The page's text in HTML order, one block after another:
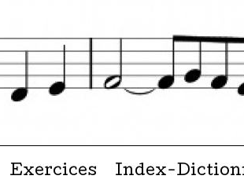
Exercices Index-